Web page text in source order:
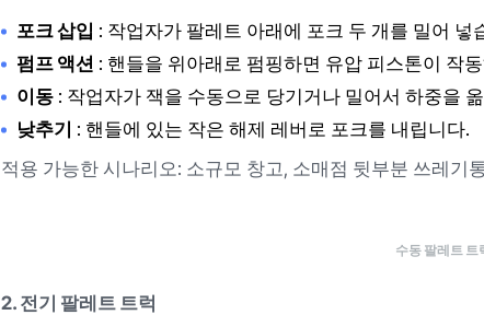
포크 삽입 : 작업자가 팔레트 아래에 포크 두 개를 밀어 넣
펌프 액션 : 핸들을 위아래로 펌핑하면 유압 피스톤이 작
이동: 작업자가 잭을 수동으로 당기거나 밀어서 하중을
낮추기 : 핸들에 있는 작은 해제 레버로 포크를 내립니다.
적용 가능한 시나리오: 소규모 창고, 소매점 뒷부분 쓰레기
수동 팔레트 트
2. 전기 팔레트 트럭